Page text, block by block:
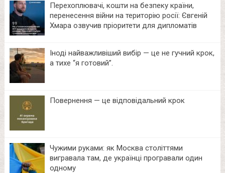
Перехоплювачі, кошти на безпеку країни,
перенесення війни на територію росії: Євгеній
Хмара озвучив пріоритети для дипломатів
Іноді найважливіший вибір — це не гучний крок,
а тихе “я готовий”.
Повернення — це відповідальний крок
Чужими руками: як Москва століттями
вигравала там, де українці програвали один
одному